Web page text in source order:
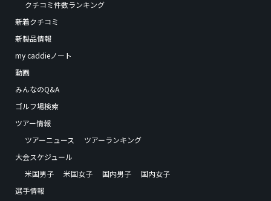
クチコミ件数ランキング
新着クチコミ
新製品情報
my caddieノート
動画
みんなのQ&A
ゴルフ場検索
ツアー情報
ツアーニュース
ツアーランキング
大会スケジュール
米国男子
米国女子 国内男子
国内女子
選手情報